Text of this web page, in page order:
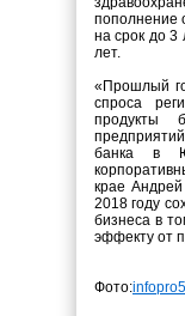
пополнение
на срок до 3
лет.
«Прошлый
спроса
продукты
банка в
крае
2018 году
бизнеса в
эффекту от
Фото: